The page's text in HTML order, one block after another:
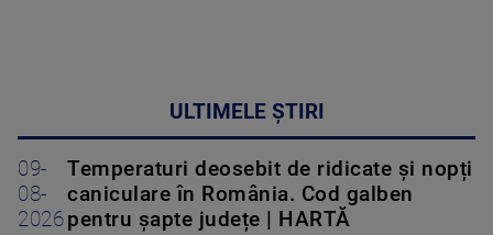
ULTIMELE ȘTIRI
09-
08-
2026
Temperaturi deosebit de ridicate și nopți
caniculare în România. Cod galben
pentru șapte județe | HARTĂ